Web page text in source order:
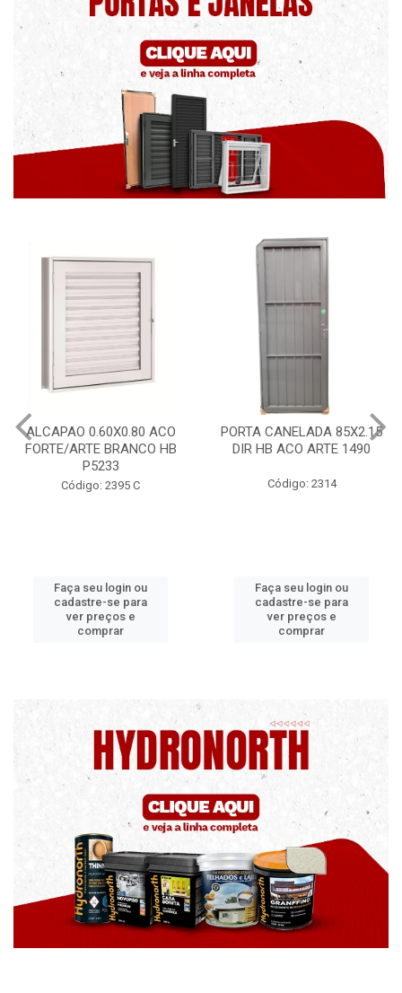
PORTA CANELADA 85X2.15
DIR HB ACO ARTE 1490
Código: 2314
Faça seu login ou
cadastre-se para
ver preços e
comprar
PORTA LAMINADA 60X215
DIR POP/MIX HB
Código: 2340
Faça seu login ou
cadastre-se para
ver preços e
comprar